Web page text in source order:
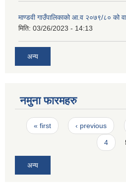
माण्डवी गाउँपालिकाको आ.व २०७९/८० को
मिति: 03/26/2023 - 14:13
अन्य
नमुना फारमहरु
Pages
« first ‹ previous
4
अन्य